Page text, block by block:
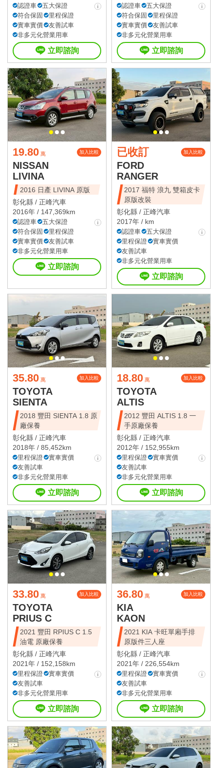
認證車
五大保證
符合保固
里程保證
實車實價
友善試車
非多元化營業用車
立即諮詢
認證車
五大保證
符合保固
里程保證
實車實價
友善試車
非多元化營業用車
立即諮詢
19.80 萬 加入比較
NISSAN
LIVINA
2016 日產 LIVINA 原版
彰化縣 / 正峰汽車
2016年 / 147,369km
認證車
五大保證
符合保固
里程保證
實車實價
友善試車
非多元化營業用車
立即諮詢
已收訂 加入比較
FORD
RANGER
2017 福特 浪九 雙箱皮卡
原版改裝
彰化縣 / 正峰汽車
2017年 / km
認證車
五大保證
里程保證
實車實價
友善試車
非多元化營業用車
立即諮詢
35.80 萬 加入比較
TOYOTA
SIENTA
2018 豐田 SIENTA 1.8 原
廠保養
彰化縣 / 正峰汽車
2018年 / 85,452km
里程保證
實車實價
友善試車
非多元化營業用車
立即諮詢
18.80 萬 加入比較
TOYOTA
ALTIS
2012 豐田 ALTIS 1.8 一
手原廠保養
彰化縣 / 正峰汽車
2012年 / 152,955km
里程保證
實車實價
友善試車
非多元化營業用車
立即諮詢
33.80 萬 加入比較
TOYOTA
PRIUS C
2021 豐田 RPIUS C 1.5
油電 原廠保養
彰化縣 / 正峰汽車
2021年 / 152,158km
里程保證
實車實價
友善試車
非多元化營業用車
立即諮詢
36.80 萬 加入比較
KIA
KAON
2021 KIA 卡旺單廂手排
原版件三人座
彰化縣 / 正峰汽車
2021年 / 226,554km
里程保證
實車實價
友善試車
非多元化營業用車
立即諮詢